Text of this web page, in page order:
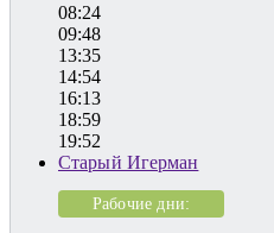
08:24
09:48
13:35
14:54
16:13
18:59
19:52
Старый Игерман
Рабочие дни: